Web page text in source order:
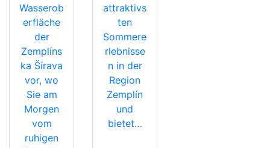
Wasserob
erfläche
der
Zemplíns
ka Šírava
vor, wo
Sie am
Morgen
vom
ruhigen
attraktivs
ten
Sommere
rlebnisse
n in der
Region
Zemplín
und
bietet…